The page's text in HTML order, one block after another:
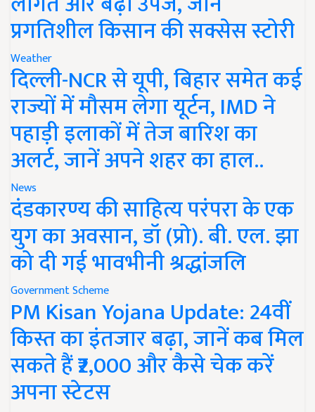
प्रगतिशील किसान की सक्सेस स्टोरी
Weather
दिल्ली-NCR से यूपी, बिहार समेत कई
राज्यों में मौसम लेगा यूर्टन, IMD ने
पहाड़ी इलाकों में तेज बारिश का
अलर्ट, जानें अपने शहर का हाल..
News
दंडकारण्य की साहित्य परंपरा के एक
युग का अवसान, डॉ (प्रो). बी. एल. झा
को दी गई भावभीनी श्रद्धांजलि
Government Scheme
PM Kisan Yojana Update: 24वीं
किस्त का इंतजार बढ़ा, जानें कब मिल
सकते हैं ₹2,000 और कैसे चेक करें
अपना स्टेटस